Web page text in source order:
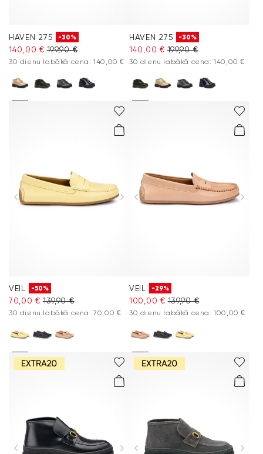
HAVEN 275 -30%
140,00 € 199,90 €
30 dienu labākā cena: 140,00 €
HAVEN 275 -30%
140,00 € 199,90 €
30 dienu labākā cena: 140,00 €
VEIL -50%
70,00 € 139,90 €
30 dienu labākā cena: 70,00 €
VEIL -29%
100,00 € 139,90 €
30 dienu labākā cena: 100,00 €